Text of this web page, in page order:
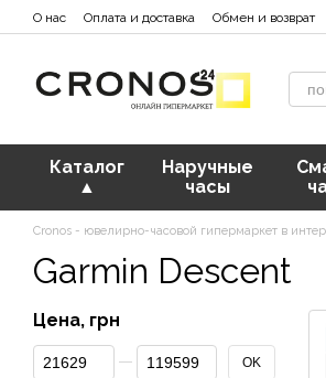
Перейти к основному контенту
О нас Оплата и доставка Обмен и возврат
Каталог
▲
Наручные
часы
Cronos - ювелирно-часовой гипермаркет в
Garmin Descent
Цена, грн
От Цена, грн
До Цена, грн OK